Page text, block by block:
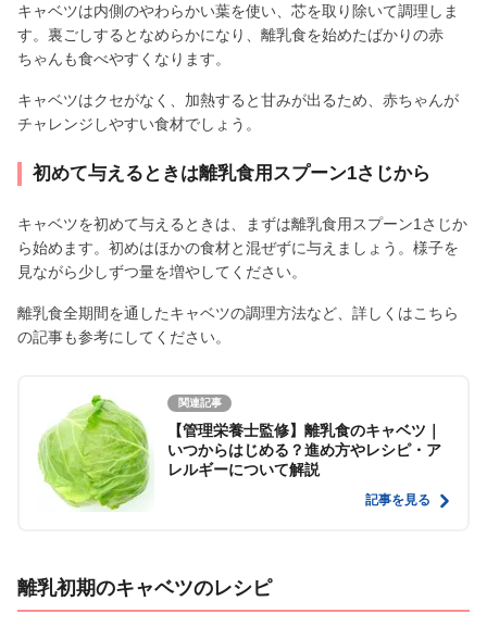
キャベツは内側のやわらかい葉を使い、芯を取り除いて調理しま
す。裏ごしするとなめらかになり、離乳食を始めたばかりの赤
ちゃんも食べやすくなります。
キャベツはクセがなく、加熱すると甘みが出るため、赤ちゃんが
チャレンジしやすい食材でしょう。
初めて与えるときは離乳食用スプーン1さじから
キャベツを初めて与えるときは、まずは離乳食用スプーン1さじか
ら始めます。初めはほかの食材と混ぜずに与えましょう。様子を
見ながら少しずつ量を増やしてください。
離乳食全期間を通したキャベツの調理方法など、詳しくはこちら
の記事も参考にしてください。
関連記事
【管理栄養士監修】離乳食のキャベツ｜
いつからはじめる？進め方やレシピ・ア
レルギーについて解説
記事を見る
離乳初期のキャベツのレシピ